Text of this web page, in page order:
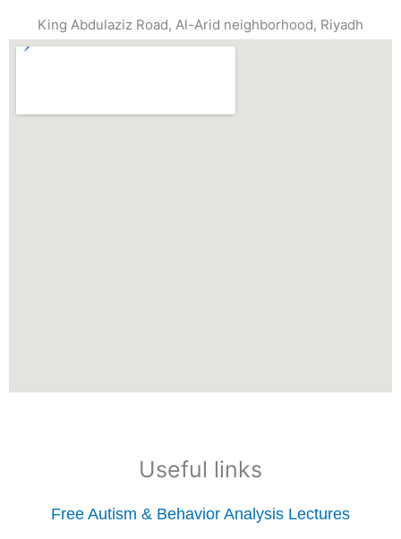
King Abdulaziz Road, Al-Arid neighborhood, Riyadh
Useful links
Free Autism & Behavior Analysis Lectures